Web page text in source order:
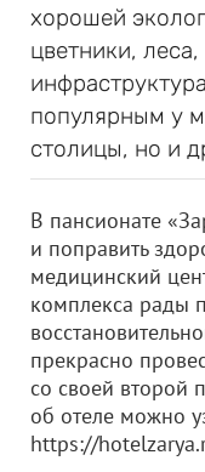
хорошей
цветники,
популярным у
столицы, но и
В пансионате
и поправить
медицинский
комплекса рады
прекрасно
со своей второй
об отеле можно
https://